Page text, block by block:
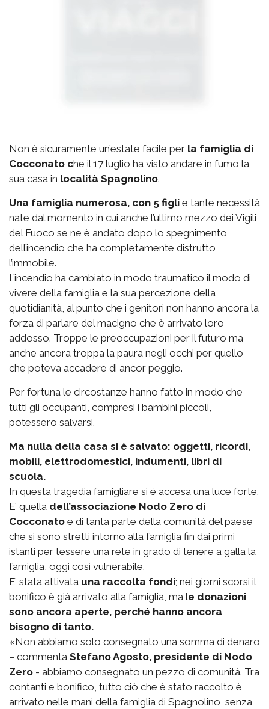
Non è sicuramente un’estate facile per la famiglia di
Cocconato che il 17 luglio ha visto andare in fumo la
sua casa in località Spagnolino.
Una famiglia numerosa, con 5 figli e tante necessità
nate dal momento in cui anche l’ultimo mezzo dei Vigili
del Fuoco se ne è andato dopo lo spegnimento
dell’incendio che ha completamente distrutto
l’immobile.
L’incendio ha cambiato in modo traumatico il modo di
vivere della famiglia e la sua percezione della
quotidianità, al punto che i genitori non hanno ancora la
forza di parlare del macigno che è arrivato loro
addosso. Troppe le preoccupazioni per il futuro ma
anche ancora troppa la paura negli occhi per quello
che poteva accadere di ancor peggio.
Per fortuna le circostanze hanno fatto in modo che
tutti gli occupanti, compresi i bambini piccoli,
potessero salvarsi.
Ma nulla della casa si è salvato: oggetti, ricordi,
mobili, elettrodomestici, indumenti, libri di
scuola.
In questa tragedia famigliare si è accesa una luce forte.
E’ quella dell’associazione Nodo Zero di
Cocconato e di tanta parte della comunità del paese
che si sono stretti intorno alla famiglia fin dai primi
istanti per tessere una rete in grado di tenere a galla la
famiglia, oggi così vulnerabile.
E’ stata attivata una raccolta fondi; nei giorni scorsi il
bonifico è già arrivato alla famiglia, ma le donazioni
sono ancora aperte, perché hanno ancora
bisogno di tanto.
«Non abbiamo solo consegnato una somma di denaro
– commenta Stefano Agosto, presidente di Nodo
Zero - abbiamo consegnato un pezzo di comunità. Tra
contanti e bonifico, tutto ciò che è stato raccolto è
arrivato nelle mani della famiglia di Spagnolino, senza